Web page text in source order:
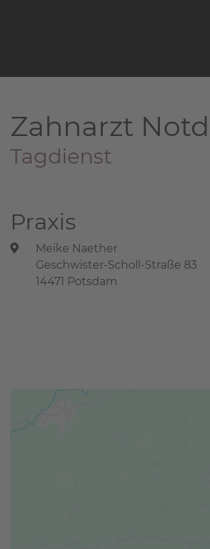
Zahnarzt
Tagdienst
Praxis
Meike Naether
Geschwister-Scholl-Straße 83
14471 Potsdam